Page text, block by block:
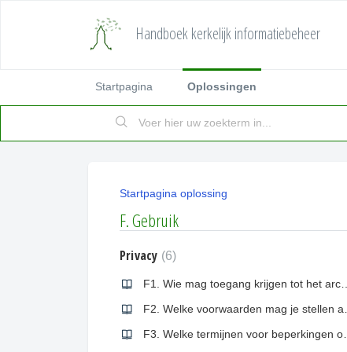
Handboek kerkelijk informatiebeheer
Startpagina Oplossingen
Startpagina oplossing
F. Gebruik
Privacy 6